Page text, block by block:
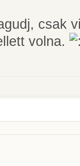
csak
volna.